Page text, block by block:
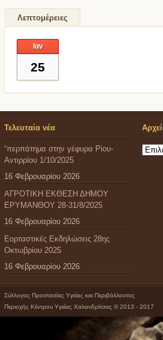
Λεπτομέρειες
Ιαν
25
Τελευταία νέα
“περπάτημα στην γέφυρα Ρίου-
Αντιρρίου 1/10/2025
16 Φεβρουαρίου 2026
ΑΓΡΟΤΙΚΗ ΕΚΘΕΣΗ ΔΗΜΟΥ
ΕΡΥΜΑΝΘΟΥ 28-31/8/2025
16 Φεβρουαρίου 2026
Εορταστικές Εκδηλώσεις 28ης
Οκτωβρίου 2025
16 Φεβρουαρίου 2026
Σύλλογος Προστασίας Υγείας και Περιβάλλοντος
Περιοχής Κέντρου Υγείας Χαλανδρίτσας © 2013 - 2017